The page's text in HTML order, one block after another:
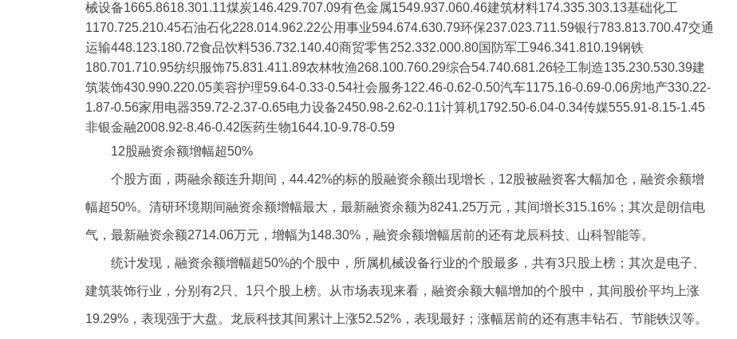
械设备1665.8618.301.11煤炭146.429.707.09有色金属1549.937.060.46建筑材料174.335.303.13基础化工
1170.725.210.45石油石化228.014.962.22公用事业594.674.630.79环保237.023.711.59银行783.813.700.47交通
运输448.123.180.72食品饮料536.732.140.40商贸零售252.332.000.80国防军工946.341.810.19钢铁
180.701.710.95纺织服饰75.831.411.89农林牧渔268.100.760.29综合54.740.681.26轻工制造135.230.530.39建
筑装饰430.990.220.05美容护理59.64-0.33-0.54社会服务122.46-0.62-0.50汽车1175.16-0.69-0.06房地产330.22-
1.87-0.56家用电器359.72-2.37-0.65电力设备2450.98-2.62-0.11计算机1792.50-6.04-0.34传媒555.91-8.15-1.45
非银金融2008.92-8.46-0.42医药生物1644.10-9.78-0.59
12股融资余额增幅超50%
个股方面，两融余额连升期间，44.42%的标的股融资余额出现增长，12股被融资客大幅加仓，融资余额增
幅超50%。清研环境期间融资余额增幅最大，最新融资余额为8241.25万元，其间增长315.16%；其次是朗信电
气，最新融资余额2714.06万元，增幅为148.30%，融资余额增幅居前的还有龙辰科技、山科智能等。
统计发现，融资余额增幅超50%的个股中，所属机械设备行业的个股最多，共有3只股上榜；其次是电子、
建筑装饰行业，分别有2只、1只个股上榜。从市场表现来看，融资余额大幅增加的个股中，其间股价平均上涨
19.29%，表现强于大盘。龙辰科技其间累计上涨52.52%，表现最好；涨幅居前的还有惠丰钻石、节能铁汉等。